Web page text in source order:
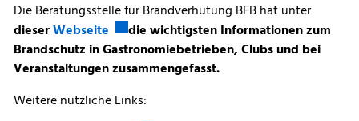
Die Beratungsstelle für Brandverhütung BFB hat unter
dieserWebseite Externer Link wird in einem neuen
die wichtigsten Informationen zum
Brandschutzin Gastronomiebetrieben, Clubs und bei
Veranstaltungen zusammengefasst.
Weitere nützliche Links: